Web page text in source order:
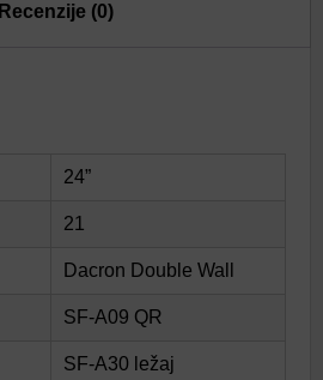
Recenzije (0)
24”
21
Dacron Double Wall
SF-A09 QR
SF-A30 ležaj